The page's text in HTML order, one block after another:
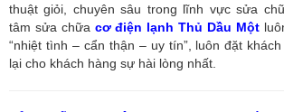
thuật giỏi, chuyên sâu trong lĩnh vực sửa
tâm sửa chữa cơ điện lạnh Thủ Dầu Một
“nhiệt tình – cẩn thận – uy tín”, luôn đặt
lại cho khách hàng sự hài lòng nhất.